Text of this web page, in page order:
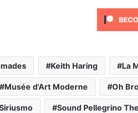
Keith Haring La
Musée d'Art Moderne Oh
Sound Pellegrino